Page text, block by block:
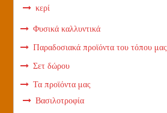
κερί
Φυσικά καλλυντικά
Παραδοσιακά προϊόντα του τόπου μας
Σετ δώρου
Τα προϊόντα μας
Βασιλοτροφία